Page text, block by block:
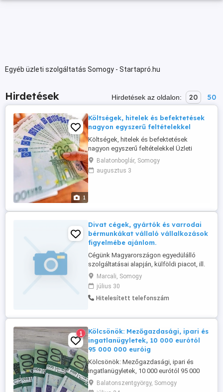
Egyéb üzleti szolgáltatás Somogy - Startapró.hu
Hirdetések Hirdetések az oldalon: 20 50
1
Költségek, hitelek és befektetések
nagyon egyszerű feltételekkel
Költségek, hitelek és befektetések
nagyon egyszerű feltételekkel Üzleti
befektetéseket, személyi finanszírozást,
ingatlanbefektetéseket, gépjármű-
befektetéseket, diákhiteleket,
000 euró ...
Balatonboglár, Somogy
augusztus 3
Divat cégek, gyártók és varrodai
bérmunkákat vállaló vállalkozások
figyelmébe ajánlom.
Cégünk Magyarországon egyedülálló
szolgáltatásai alapján, külföldi piacot, ill.
tevékenysége alapján megjelenést,
munkát és üzleti kapcsolatokat kínál,
bármely Európai, Tengerentúli, ill. Ázsiai
országok területén. Levelüket,
célirányosan, az Önök elérhetőségével ...
Marcali, Somogy
július 30
Hitelesített telefonszám
1
Kölcsönök: Mezőgazdasági, ipari és
ingatlanügyletek, 10 000 eurótól
95 000 000 euróig
Kölcsönök: Mezőgazdasági, ipari és
ingatlanügyletek, 10 000 eurótól 95 000
000 euróig. Forrást keres vállalkozása
növekedéséhez, legyen szó projektről,
Balatonszentgyörgy, Somogy